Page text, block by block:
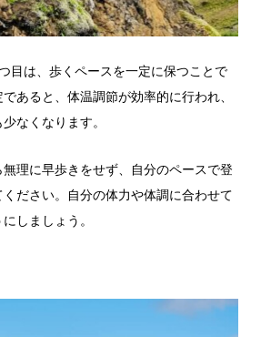
目は、歩くペースを一定に保つことで
あると、体温調節が効率的に行われ、
なくなります。
理に早歩きをせず、自分のペースで登
ださい。自分の体力や体調に合わせて
しましょう。